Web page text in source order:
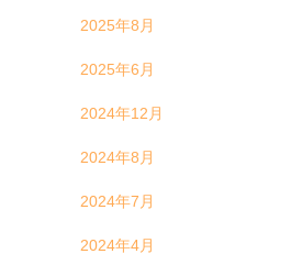
2025年8月
2025年6月
2024年12月
2024年8月
2024年7月
2024年4月